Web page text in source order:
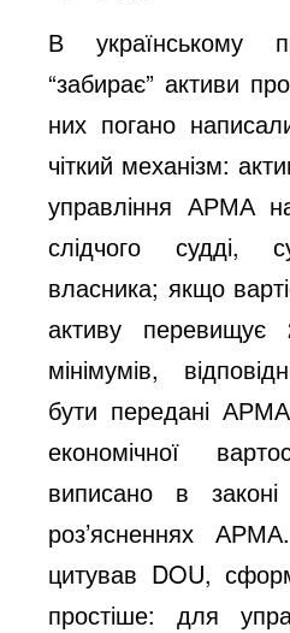
В українському
“забирає” активи
них погано
чіткий механізм:
управління АРМА
слідчого судді,
власника; якщо
активу перевищує
мінімумів,
бути передані
економічної
виписано в
роз’ясненнях
цитував DOU,
простіше: для